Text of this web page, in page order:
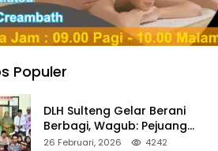
Populer
DLH Sulteng Gelar Berani
Berbagi, Wagub: Pejuang
Lingkungan Harus Jadi Teladan
26 Februari, 2026 4242